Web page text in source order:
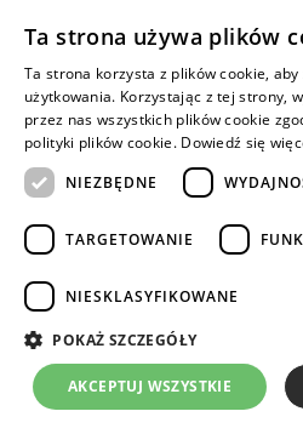
Żyzność gleby definiowana
do zaspokajania potrzeb
rosnących. Samo pojęcie jest
go wyrazić jednostką miary.
Copyrights ©
Ta strona używa plików
Ta strona korzysta z plików cookie,
użytkowania. Korzystając z tej strony,
przez nas wszystkich plików cookie
polityki plików cookie. Dowiedź się
NIEZBĘDNE
TARGETOWANIE
NIESKLASYFIKOWANE
POKAŻ SZCZEGÓŁY
AKCEPTUJ WSZYSTKIE